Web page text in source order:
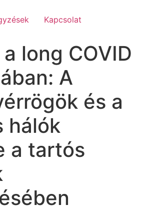
Kapcsolat
long COVID
A
és a
hálók
a tartós